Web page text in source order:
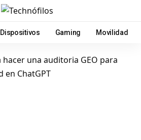
Dispositivos Gaming Movilidad